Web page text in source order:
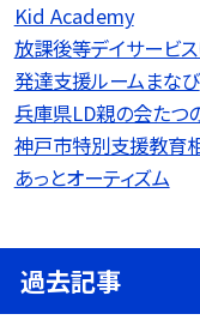
Kid Academy
放課後等デイサービ
発達支援ルームまなび
兵庫県LD親の会たつ
神戸市特別支援教育
あっとオーティズム
過去記事